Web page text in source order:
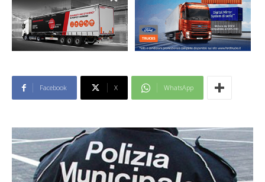
Facebook X WhatsApp